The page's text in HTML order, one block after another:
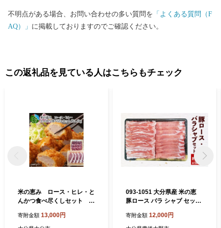
不明点がある場合、お問い合わせの多い質問を 「よくある質問（F
AQ）」 に掲載しておりますのでご確認ください。
この返礼品を見ている人はこちらもチェック
米の恵み ロース・ヒレ・と
んかつ食べ尽くしセット 約
ス 豚ヒレ とんかつセット 冷
寄附金額 13,000円
093-1051 大分県産 米の恵
豚ロース バラ シャブ セット
寄附金額 12,000円